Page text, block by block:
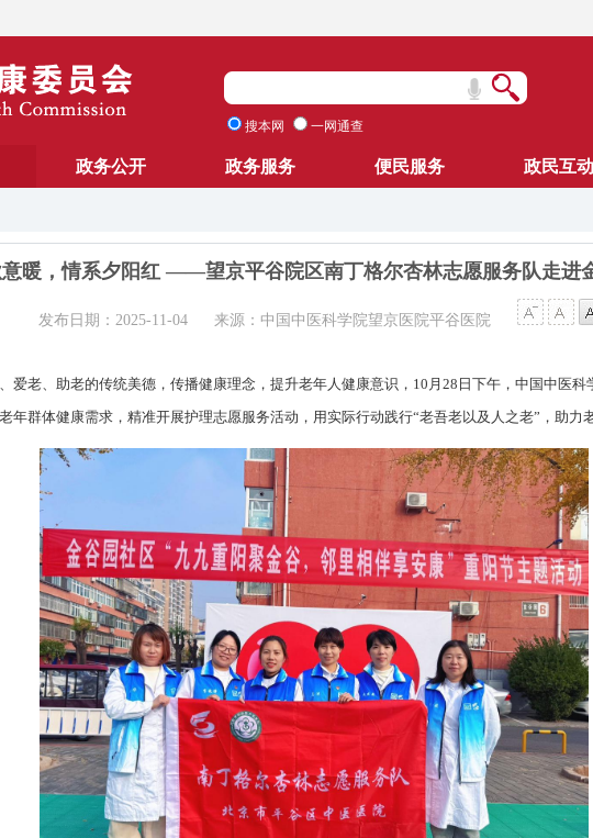
搜本网 一网通查
政务公开 政务服务 便民服务 政民互动
暖，情系夕阳红 ——望京平谷院区南丁格尔杏林志愿服务队走进
发布日期：2025-11-04 来源：中国中医科学院望京医院平谷医院
爱老、助老的传统美德，传播健康理念，提升老年人健康意识，10月28日下午，中国中医
年群体健康需求，精准开展护理志愿服务活动，用实际行动践行“老吾老以及人之老”，助力